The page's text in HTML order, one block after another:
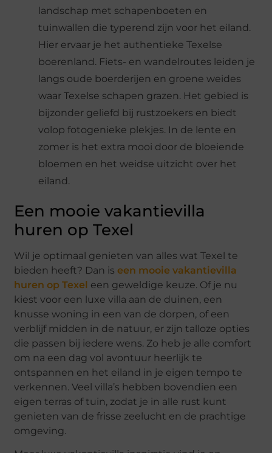
landschap met schapenboeten en
tuinwallen die typerend zijn voor het eiland.
Hier ervaar je het authentieke Texelse
boerenland. Fiets- en wandelroutes leiden je
langs oude boerderijen en groene weides
waar Texelse schapen grazen. Het gebied is
bijzonder geliefd bij rustzoekers en biedt
volop fotogenieke plekjes. In de lente en
zomer is het extra mooi door de bloeiende
bloemen en het weidse uitzicht over het
eiland.
Een mooie vakantievilla
huren op Texel
Wil je optimaal genieten van alles wat Texel te
bieden heeft? Dan iseen mooie vakantievilla
huren op Texel een geweldige keuze. Of je nu
kiest voor een luxe villa aan de duinen, een
knusse woning in een van de dorpen, of een
verblijf midden in de natuur, er zijn talloze opties
die passen bij iedere wens. Zo heb je alle comfort
om na een dag vol avontuur heerlijk te
ontspannen en het eiland in je eigen tempo te
verkennen. Veel villa’s hebben bovendien een
eigen terras of tuin, zodat je in alle rust kunt
genieten van de frisse zeelucht en de prachtige
omgeving.